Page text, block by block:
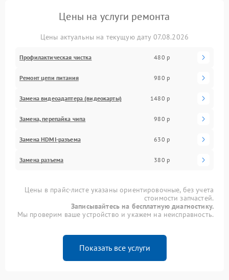
Цены на услуги ремонта
Цены актуальны на текущую дату 07.08.2026
Профилактическая чистка 480 р
Ремонт цепи питания 980 р
Замена видеоадаптера (видеокарты) 1480 р
Замена, перепайка чипа 980 р
Замена HDMI-разъема 630 р
Замена разъема 380 р
Цены в прайс-листе указаны ориентировочные, без учета
стоимости запчастей.
Записывайтесь на бесплатную диагностику.
Мы проверим ваше устройство и укажем на неисправность.
Показать все услуги